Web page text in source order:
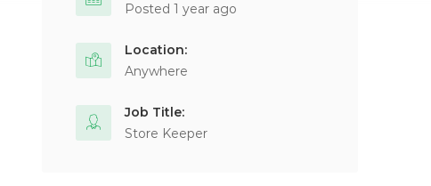
Posted 1 year ago
Location:
Anywhere
Job Title:
Store Keeper